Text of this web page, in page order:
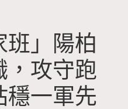
班」陽柏
，攻守跑
穩一軍先